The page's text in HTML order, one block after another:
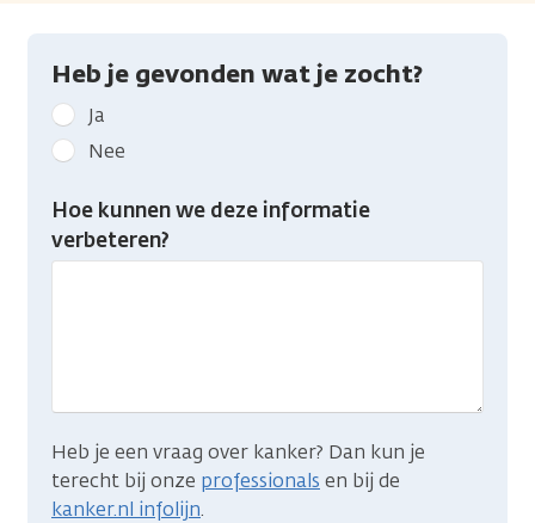
Heb je gevonden wat je zocht?
Geef
kanker.nl
feedback:
Heb
gevonden
Ja
Nee
Hoe kunnen we deze informatie
verbeteren?
Heb je een vraag over kanker? Dan kun je
terecht bij onze professionals en bij de
kanker.nl infolijn.